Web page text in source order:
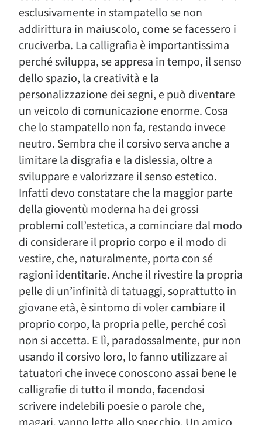
esclusivamente in stampatello se non
addirittura in maiuscolo, come se facessero i
cruciverba. La calligrafia è importantissima
perché sviluppa, se appresa in tempo, il senso
dello spazio, la creatività e la
personalizzazione dei segni, e può diventare
un veicolo di comunicazione enorme. Cosa
che lo stampatello non fa, restando invece
neutro. Sembra che il corsivo serva anche a
limitare la disgrafia e la dislessia, oltre a
sviluppare e valorizzare il senso estetico.
Infatti devo constatare che la maggior parte
della gioventù moderna ha dei grossi
problemi coll’estetica, a cominciare dal modo
di considerare il proprio corpo e il modo di
vestire, che, naturalmente, porta con sé
ragioni identitarie. Anche il rivestire la propria
pelle di un’infinità di tatuaggi, soprattutto in
giovane età, è sintomo di voler cambiare il
proprio corpo, la propria pelle, perché così
non si accetta. E lì, paradossalmente, pur non
usando il corsivo loro, lo fanno utilizzare ai
tatuatori che invece conoscono assai bene le
calligrafie di tutto il mondo, facendosi
scrivere indelebili poesie o parole che,